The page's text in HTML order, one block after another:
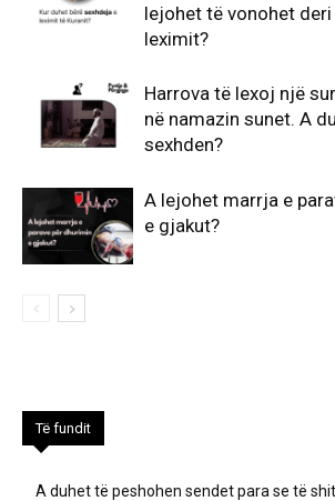
lejohet të vonohet
leximit?
Harrova të lexoj një
në namazin sunet. A
sexhden?
A lejohet marrja e
e gjakut?
Të fundit
A duhet të peshohen sendet para se të